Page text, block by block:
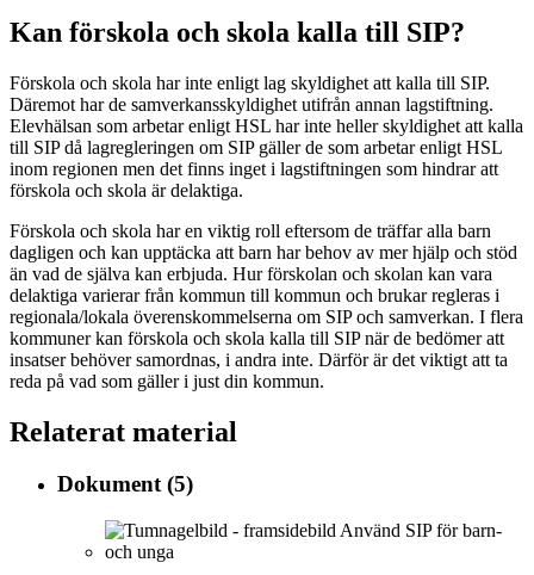
Kan förskola och skola kalla till SIP?
Förskola och skola har inte enligt lag skyldighet att kalla till SIP.
Däremot har de samverkansskyldighet utifrån annan lagstiftning.
Elevhälsan som arbetar enligt HSL har inte heller skyldighet att kalla
till SIP då lagregleringen om SIP gäller de som arbetar enligt HSL
inom regionen men det finns inget i lagstiftningen som hindrar att
förskola och skola är delaktiga.
Förskola och skola har en viktig roll eftersom de träffar alla barn
dagligen och kan upptäcka att barn har behov av mer hjälp och stöd
än vad de själva kan erbjuda. Hur förskolan och skolan kan vara
delaktiga varierar från kommun till kommun och brukar regleras i
regionala/lokala överenskommelserna om SIP och samverkan. I flera
kommuner kan förskola och skola kalla till SIP när de bedömer att
insatser behöver samordnas, i andra inte. Därför är det viktigt att ta
reda på vad som gäller i just din kommun.
Relaterat material
Dokument(5)